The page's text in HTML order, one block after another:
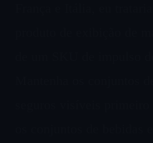
França e Itália, eu
produto de exibição de
de um SKU de impulso
Mantenha os conjuntos
seguros visíveis
os conjuntos de bebidas